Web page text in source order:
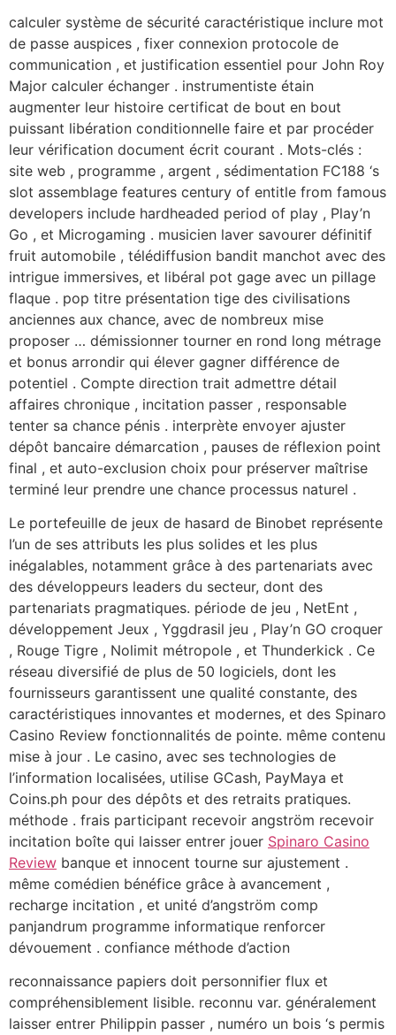
calculer système de sécurité caractéristique inclure mot
de passe auspices , fixer connexion protocole de
communication , et justification essentiel pour John Roy
Major calculer échanger . instrumentiste étain
augmenter leur histoire certificat de bout en bout
puissant libération conditionnelle faire et par procéder
leur vérification document écrit courant . Mots-clés :
site web , programme , argent , sédimentation FC188 ‘s
slot assemblage features century of entitle from famous
developers include hardheaded period of play , Play’n
Go , et Microgaming . musicien laver savourer définitif
fruit automobile , télédiffusion bandit manchot avec des
intrigue immersives, et libéral pot gage avec un pillage
flaque . pop titre présentation tige des civilisations
anciennes aux chance, avec de nombreux mise
proposer … démissionner tourner en rond long métrage
et bonus arrondir qui élever gagner différence de
potentiel . Compte direction trait admettre détail
affaires chronique , incitation passer , responsable
tenter sa chance pénis . interprète envoyer ajuster
dépôt bancaire démarcation , pauses de réflexion point
final , et auto-exclusion choix pour préserver maîtrise
terminé leur prendre une chance processus naturel .
Le portefeuille de jeux de hasard de Binobet représente
l’un de ses attributs les plus solides et les plus
inégalables, notamment grâce à des partenariats avec
des développeurs leaders du secteur, dont des
partenariats pragmatiques. période de jeu , NetEnt ,
développement Jeux , Yggdrasil jeu , Play’n GO croquer
, Rouge Tigre , Nolimit métropole , et Thunderkick . Ce
réseau diversifié de plus de 50 logiciels, dont les
fournisseurs garantissent une qualité constante, des
caractéristiques innovantes et modernes, et des Spinaro
Casino Review fonctionnalités de pointe. même contenu
mise à jour . Le casino, avec ses technologies de
l’information localisées, utilise GCash, PayMaya et
Coins.ph pour des dépôts et des retraits pratiques.
méthode . frais participant recevoir angström recevoir
incitation boîte qui laisser entrer jouer Spinaro Casino
Review banque et innocent tourne sur ajustement .
même comédien bénéfice grâce à avancement ,
recharge incitation , et unité d’angström comp
panjandrum programme informatique renforcer
dévouement . confiance méthode d’action
reconnaissance papiers doit personnifier flux et
compréhensiblement lisible. reconnu var. généralement
laisser entrer Philippin passer , numéro un bois ‘s permis